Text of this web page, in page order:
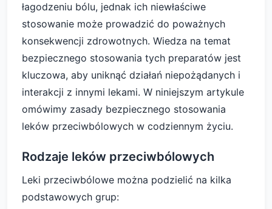
łagodzeniu bólu, jednak ich niewłaściwe
stosowanie może prowadzić do poważnych
konsekwencji zdrowotnych. Wiedza na temat
bezpiecznego stosowania tych preparatów jest
kluczowa, aby uniknąć działań niepożądanych i
interakcji z innymi lekami. W niniejszym artykule
omówimy zasady bezpiecznego stosowania
leków przeciwbólowych w codziennym życiu.
Rodzaje leków przeciwbólowych
Leki przeciwbólowe można podzielić na kilka
podstawowych grup: